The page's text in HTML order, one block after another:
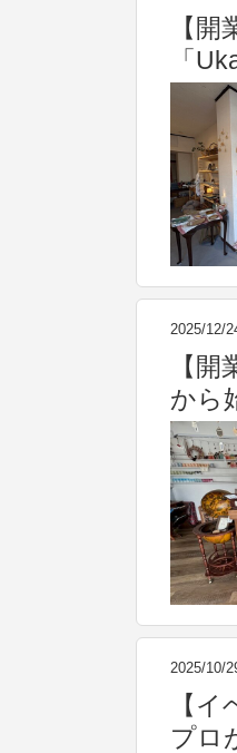
【
「
2025/12/
【
から
2025/10/
【
プロ